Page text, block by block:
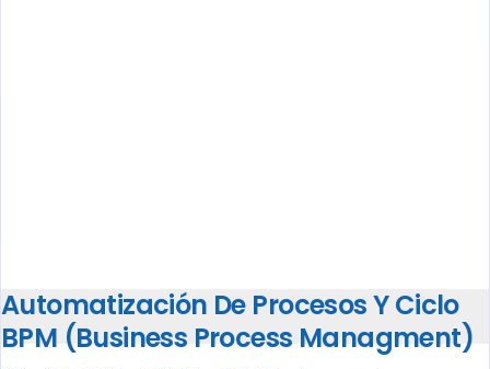
Automatización De Procesos Y Ciclo
BPM (Business Process Managment)